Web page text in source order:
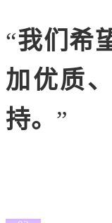
“我们希
加优质
持。 ”